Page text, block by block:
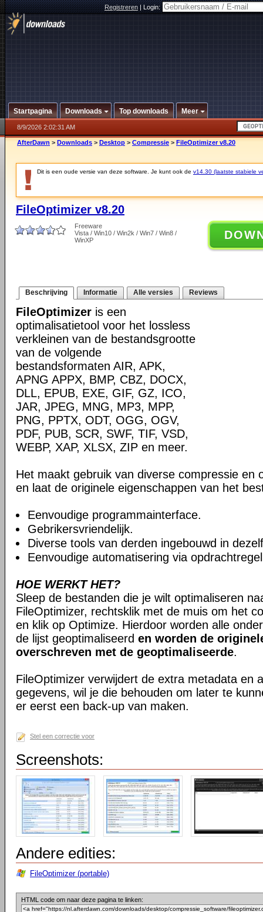
Registreren|Login:
Startpagina Downloads Top downloads Meer
8/9/2026 2:02:31 AM
AfterDawn > Downloads > Desktop > Compressie > FileOptimizer v8.20
Dit is een oude versie van deze software. Je kunt ook de v14.30 (laatste stabiele
FileOptimizer v8.20
Freeware
Vista / Win10 / Win2k / Win7 / Win8 /
WinXP
Beschrijving Informatie Alle versies Reviews
FileOptimizer is een
optimalisatietool voor het lossless
verkleinen van de bestandsgrootte
van de volgende
bestandsformaten AIR, APK,
APNG APPX, BMP, CBZ, DOCX,
DLL, EPUB, EXE, GIF, GZ, ICO,
JAR, JPEG, MNG, MP3, MPP,
PNG, PPTX, ODT, OGG, OGV,
PDF, PUB, SCR, SWF, TIF, VSD,
WEBP, XAP, XLSX, ZIP en meer.
Het maakt gebruik van diverse compressie en
en laat de originele eigenschappen van het
Eenvoudige programmainterface.
Gebrikersvriendelijk.
Diverse tools van derden ingebouwd in
Eenvoudige automatisering via
HOE WERKT HET?
Sleep de bestanden die je wilt optimaliseren
FileOptimizer, rechtsklik met de muis om het
en klik op Optimize. Hierdoor worden alle
de lijst geoptimaliseerd en worden de
overschreven met de geoptimaliseerde.
FileOptimizer verwijdert de extra metadata en
gegevens, wil je die behouden om later te
er eerst een back-up van maken.
Stel een correctie voor
Screenshots:
Andere edities:
FileOptimizer (portable)
HTML code om naar deze pagina te linken: